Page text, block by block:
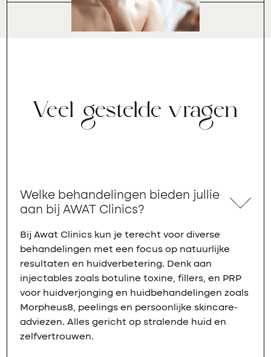
Veel gestelde vragen
Welke behandelingen bieden jullie
aan bij AWAT Clinics?
Bij Awat Clinics kun je terecht voor diverse
behandelingen met een focus op natuurlijke
resultaten en huidverbetering. Denk aan
injectables zoals botuline toxine, fillers, en PRP
voor huidverjonging en huidbehandelingen zoals
Morpheus8, peelings en persoonlijke skincare-
adviezen. Alles gericht op stralende huid en
zelfvertrouwen.